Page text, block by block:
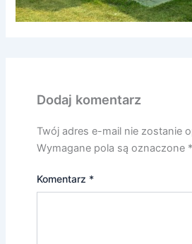
Dodaj komentarz
Twój adres e-mail nie zostanie
Wymagane pola są oznaczone *
Komentarz *